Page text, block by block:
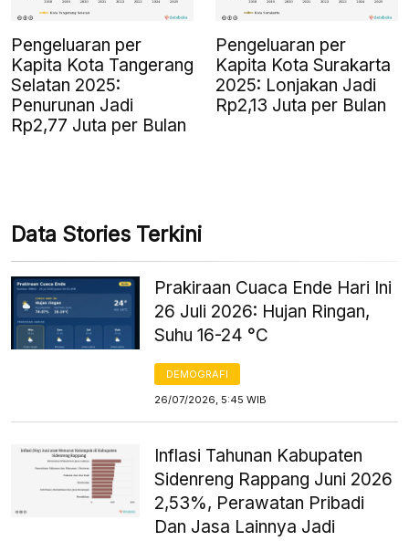
Pengeluaran per
Kapita Kota Tangerang
Selatan 2025:
Penurunan Jadi
Rp2,77 Juta per Bulan
Pengeluaran per
Kapita Kota Surakarta
2025: Lonjakan Jadi
Rp2,13 Juta per Bulan
Data Stories Terkini
Prakiraan Cuaca Ende Hari Ini
26 Juli 2026: Hujan Ringan,
Suhu 16-24 °C
DEMOGRAFI
26/07/2026, 5:45 WIB
Inflasi Tahunan Kabupaten
Sidenreng Rappang Juni 2026
2,53%, Perawatan Pribadi
Dan Jasa Lainnya Jadi